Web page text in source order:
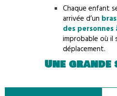
Chaque enfant
arrivée d’un
des
improbable où il
déplacement.
Une grande